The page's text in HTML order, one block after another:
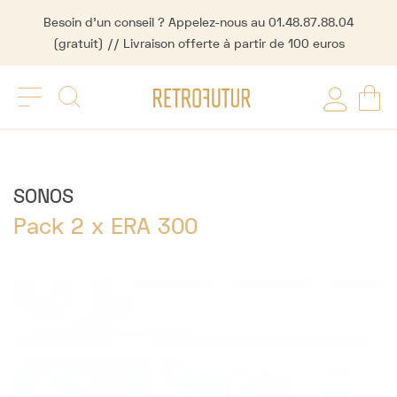
Besoin d'un conseil ? Appelez-nous au 01.48.87.88.04
(gratuit) // Livraison offerte à partir de 100 euros
SONOS
Pack 2 x ERA 300